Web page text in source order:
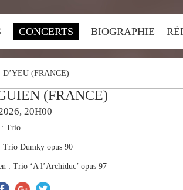
CONCERTS BIOGRAPHIE
(FRANCE)
(FRANCE)
20H00
: Trio
Trio Dumky opus 90
: Trio ‘A l’Archiduc’ opus 97